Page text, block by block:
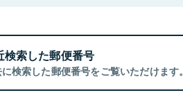
検索した郵便番号
検索した郵便番号をご覧いただけます。